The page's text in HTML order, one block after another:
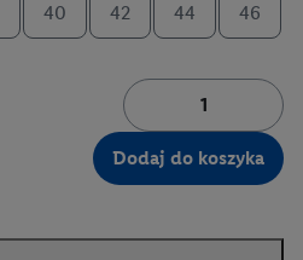
40 42 44 46
Dodaj do koszyka